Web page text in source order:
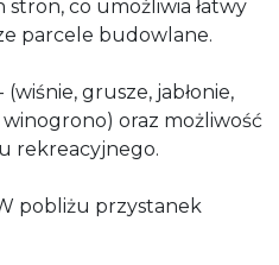
stron, co umożliwia łatwy
parcele budowlane.
(wiśnie, grusze, jabłonie,
winogrono) oraz możliwość
rekreacyjnego.
pobliżu przystanek